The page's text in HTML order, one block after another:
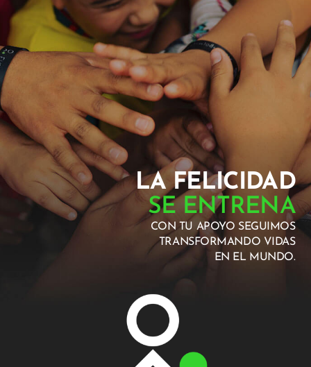
LA FELICIDAD
SE ENTRENA
CON TU APOYO SEGUIMOS
TRANSFORMANDO VIDAS
EN EL MUNDO.